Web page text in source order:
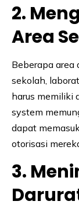
2.
Area
Beberapa area
sekolah,
harus memiliki
system
dapat
otorisasi
3.